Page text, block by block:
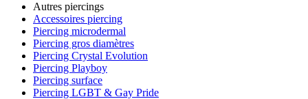
Autres piercings
Accessoires piercing
Piercing microdermal
Piercing gros diamètres
Piercing Crystal Evolution
Piercing Playboy
Piercing surface
Piercing LGBT & Gay Pride